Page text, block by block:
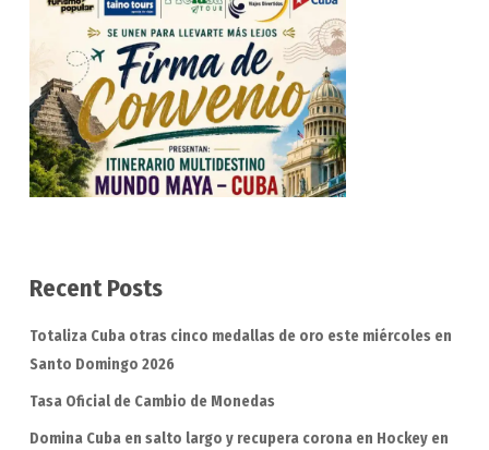
Recent Posts
Totaliza Cuba otras cinco medallas de oro este miércoles en
Santo Domingo 2026
Tasa Oficial de Cambio de Monedas
Domina Cuba en salto largo y recupera corona en Hockey en